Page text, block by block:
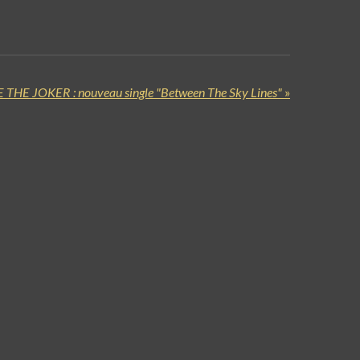
THE JOKER : nouveau single "Between The Sky Lines" »